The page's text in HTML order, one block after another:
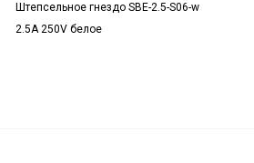
Штепсельное гнездо SBE-2.5-S06-w
2.5А 250V белое